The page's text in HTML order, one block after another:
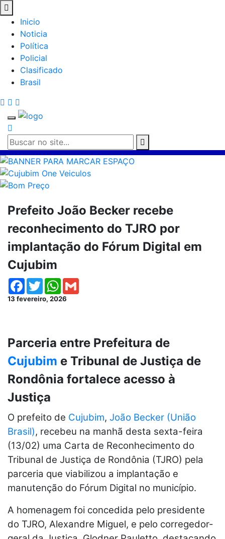
Inicio
Noticia
Política
Policial
Clasificado
Brasil
Prefeito João Becker recebe
reconhecimento do TJRO por
implantação do Fórum Digital em
Cujubim
Facebook
TwitterWhatsApp
13 fevereiro, 2026
Parceria entre Prefeitura de
Cujubim e Tribunal de Justiça de
Rondônia fortalece acesso à
Justiça
O prefeito de Cujubim, João Becker (União
Brasil), recebeu na manhã desta sexta-feira
(13/02) uma Carta de Reconhecimento do
Tribunal de Justiça de Rondônia (TJRO) pela
parceria que viabilizou a implantação e
manutenção do Fórum Digital no município.
A homenagem foi concedida pelo presidente
do TJRO, Alexandre Miguel, e pelo corregedor-